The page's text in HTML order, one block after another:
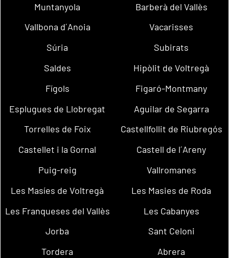
Muntanyola
Barberà del Vallès
Vallbona d´Anoia
Vacarisses
Súria
Subirats
Saldes
Hipòlit de Voltregà
Fígols
Figaró-Montmany
Esplugues de Llobregat
Aguilar de Segarra
Torrelles de Foix
Castellfollit de Riubregós
Castellet i la Gornal
Castell de l´Areny
Puig-reig
Vallromanes
Les Masíes de Voltregà
Les Masies de Roda
Les Franqueses del Vallès
Les Cabanyes
Jorba
Sant Celoni
Tordera
Abrera